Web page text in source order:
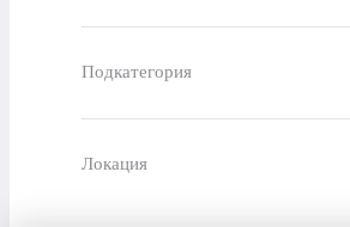
Подкатегория
Локация